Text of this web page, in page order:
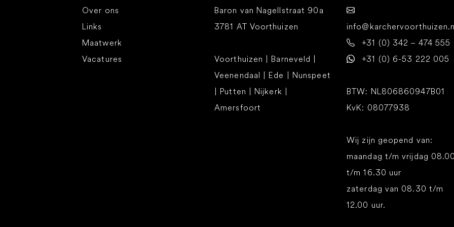
Over ons
Links
Maatwerk
Vacatures
Baron van Nagellstraat 90a
3781 AT Voorthuizen
Voorthuizen | Barneveld |
Veenendaal | Ede | Nunspeet
| Putten | Nijkerk |
Amersfoort
+31 (0) 342 – 474 555
+31 (0) 6-53 222 005
BTW: NL806860947B01
KvK: 08077938
Wij zijn geopend van:
maandag t/m vrijdag
t/m 16.30 uur
zaterdag van 08.30 t/m
12.00 uur.